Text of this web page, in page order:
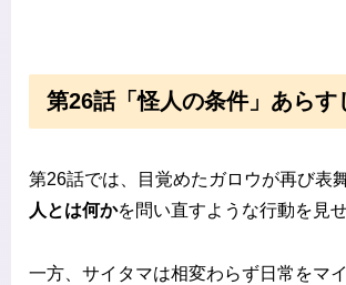
第26話「怪人の条件」あらす
第26話では、目覚めたガロウが再び表
人とは何かを問い直すような行動を見
一方、サイタマは相変わらず日常をマ